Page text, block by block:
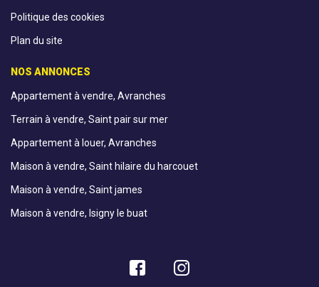
Politique des cookies
Plan du site
NOS ANNONCES
Appartement à vendre, Avranches
Terrain à vendre, Saint pair sur mer
Appartement à louer, Avranches
Maison à vendre, Saint hilaire du harcouet
Maison à vendre, Saint james
Maison à vendre, Isigny le buat